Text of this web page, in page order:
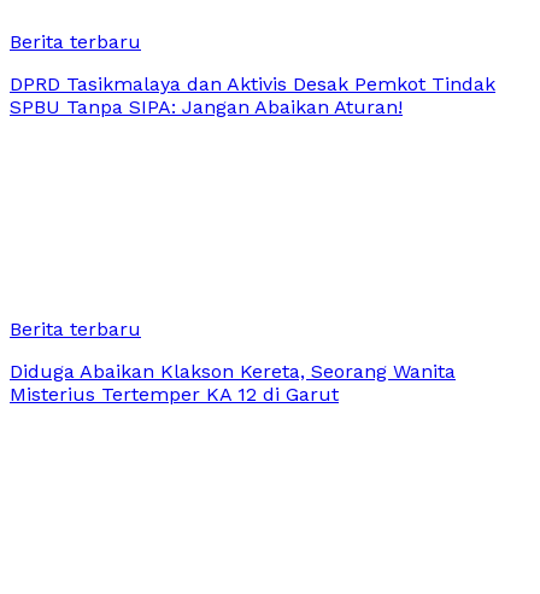
Berita terbaru
DPRD Tasikmalaya dan Aktivis Desak Pemkot Tindak
SPBU Tanpa SIPA: Jangan Abaikan Aturan!
Berita terbaru
Diduga Abaikan Klakson Kereta, Seorang Wanita
Misterius Tertemper KA 12 di Garut